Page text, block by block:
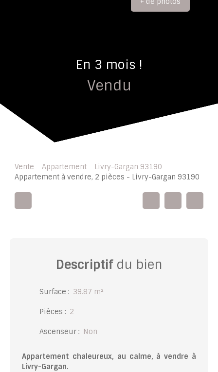
En 3 mois !
Vendu
Vente Appartement
Livry-Gargan 93190
Appartement à vendre, 2 pièces - Livry-Gargan 93190
Descriptifdu bien
Surface : 39.87 m²
Pièces : 2
Ascenseur : Non
Appartement chaleureux, au calme, à vendre à
Livry-Gargan.